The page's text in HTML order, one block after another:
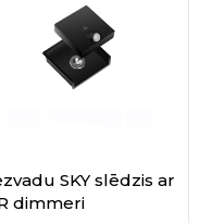
SKY slēdzis ar
dimmeri